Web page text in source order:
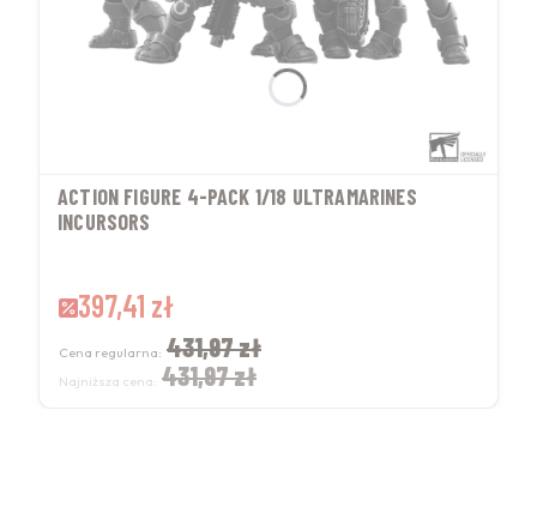
ACTION FIGURE 4-PACK 1/18 ULTRAMARINES
INCURSORS
Cena promocyjna
397,41 zł
Cena regularna: 431,97 zł
Najniższa cena: 431,97 zł